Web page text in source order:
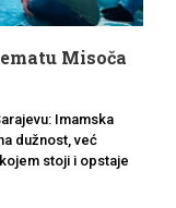
Misoča
Imamska
dužnost, već
stoji i opstaje